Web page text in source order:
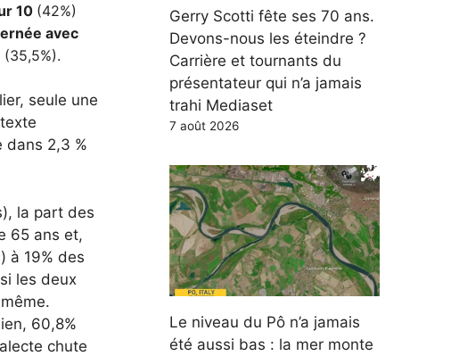
10 (42%)
avec
seule une
dans 2,3 %
la part des
65 ans et,
à 19% des
les deux
60,8%
chute
Gerry Scotti fête ses 70 ans.
Devons-nous les éteindre ?
Carrière et tournants du
présentateur qui n’a jamais
trahi Mediaset
7 août 2026
Le niveau du Pô n’a jamais
été aussi bas : la mer monte